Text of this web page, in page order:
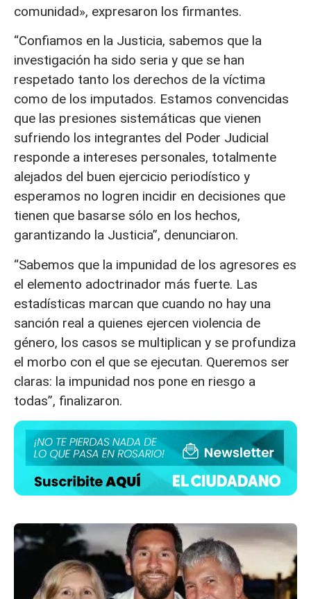
comunidad», expresaron los firmantes.
“Confiamos en la Justicia, sabemos que la
investigación ha sido seria y que se han
respetado tanto los derechos de la víctima
como de los imputados. Estamos convencidas
que las presiones sistemáticas que vienen
sufriendo los integrantes del Poder Judicial
responde a intereses personales, totalmente
alejados del buen ejercicio periodístico y
esperamos no logren incidir en decisiones que
tienen que basarse sólo en los hechos,
garantizando la Justicia”, denunciaron.
“Sabemos que la impunidad de los agresores es
el elemento adoctrinador más fuerte. Las
estadísticas marcan que cuando no hay una
sanción real a quienes ejercen violencia de
género, los casos se multiplican y se profundiza
el morbo con el que se ejecutan. Queremos ser
claras: la impunidad nos pone en riesgo a
todas”, finalizaron.